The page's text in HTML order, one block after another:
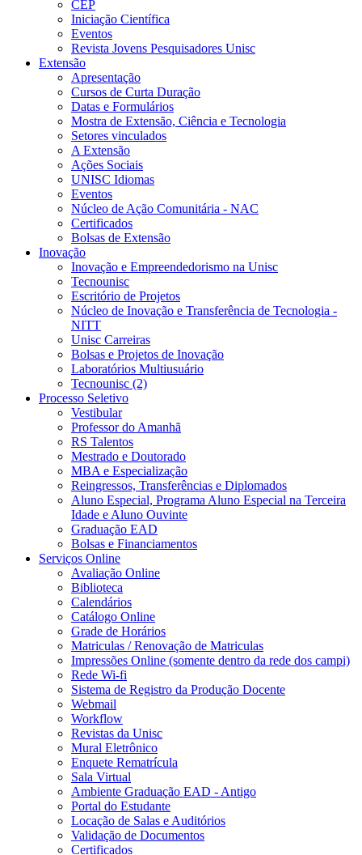
CEP
Iniciação Científica
Eventos
Revista Jovens Pesquisadores Unisc
Extensão
Apresentação
Cursos de Curta Duração
Datas e Formulários
Mostra de Extensão, Ciência e Tecnologia
Setores vinculados
A Extensão
Ações Sociais
UNISC Idiomas
Eventos
Núcleo de Ação Comunitária - NAC
Certificados
Bolsas de Extensão
Inovação
Inovação e Empreendedorismo na Unisc
Tecnounisc
Escritório de Projetos
Núcleo de Inovação e Transferência de Tecnologia -
NITT
Unisc Carreiras
Bolsas e Projetos de Inovação
Laboratórios Multiusuário
Tecnounisc (2)
Processo Seletivo
Vestibular
Professor do Amanhã
RS Talentos
Mestrado e Doutorado
MBA e Especialização
Reingressos, Transferências e Diplomados
Aluno Especial, Programa Aluno Especial na Terceira
Idade e Aluno Ouvinte
Graduação EAD
Bolsas e Financiamentos
Serviços Online
Avaliação Online
Biblioteca
Calendários
Catálogo Online
Grade de Horários
Matriculas / Renovação de Matriculas
Impressões Online (somente dentro da rede dos campi)
Rede Wi-fi
Sistema de Registro da Produção Docente
Webmail
Workflow
Revistas da Unisc
Mural Eletrônico
Enquete Rematrícula
Sala Virtual
Ambiente Graduação EAD - Antigo
Portal do Estudante
Locação de Salas e Auditórios
Validação de Documentos
Certificados